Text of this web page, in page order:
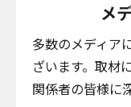
メ
多数のメディア
ざいます。取材
関係者の皆様に